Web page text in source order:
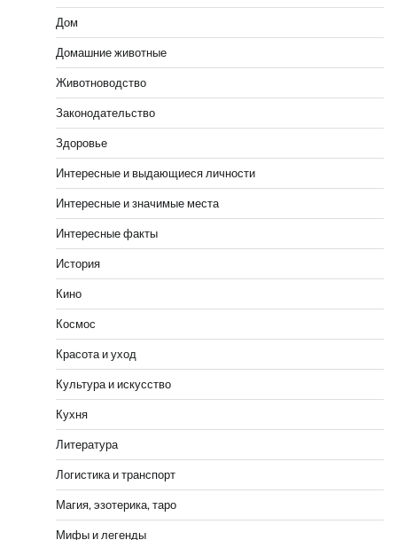
Дом
Домашние животные
Животноводство
Законодательство
Здоровье
Интересные и выдающиеся личности
Интересные и значимые места
Интересные факты
История
Кино
Космос
Красота и уход
Культура и искусство
Кухня
Литература
Логистика и транспорт
Магия, эзотерика, таро
Мифы и легенды